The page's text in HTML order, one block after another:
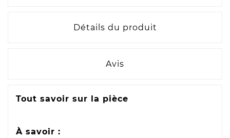
Détails du produit
Avis
Tout savoir sur la pièce
À savoir :